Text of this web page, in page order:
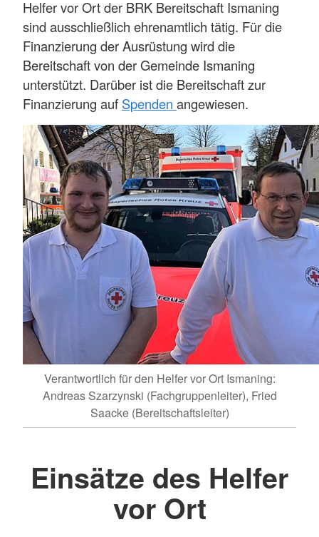
Helfer vor Ort der BRK Bereitschaft Ismaning
sind ausschließlich ehrenamtlich tätig. Für die
Finanzierung der Ausrüstung wird die
Bereitschaft von der Gemeinde Ismaning
unterstützt. Darüber ist die Bereitschaft zur
Finanzierung auf Spenden angewiesen.
Verantwortlich für den Helfer vor Ort Ismaning:
Andreas Szarzynski (Fachgruppenleiter), Fried
Saacke (Bereitschaftsleiter)
Einsätze des Helfer
vor Ort